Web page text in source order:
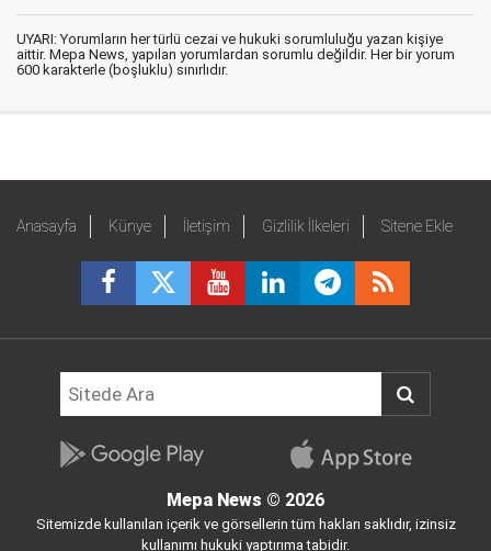
UYARI: Yorumların her türlü cezai ve hukuki sorumluluğu yazan kişiye
aittir. Mepa News, yapılan yorumlardan sorumlu değildir. Her bir yorum
600 karakterle (boşluklu) sınırlıdır.
Anasayfa Künye İletişim Gizlilik İlkeleri Sitene Ekle
Mepa News © 2026
Sitemizde kullanılan içerik ve görsellerin tüm hakları saklıdır, izinsiz
kullanımı hukuki yaptırıma tabidir.